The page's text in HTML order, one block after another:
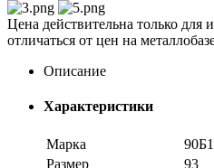
Цена действительна только для
отличаться от цен на
Описание
Характеристики
Марка
90Б1
Размер
93